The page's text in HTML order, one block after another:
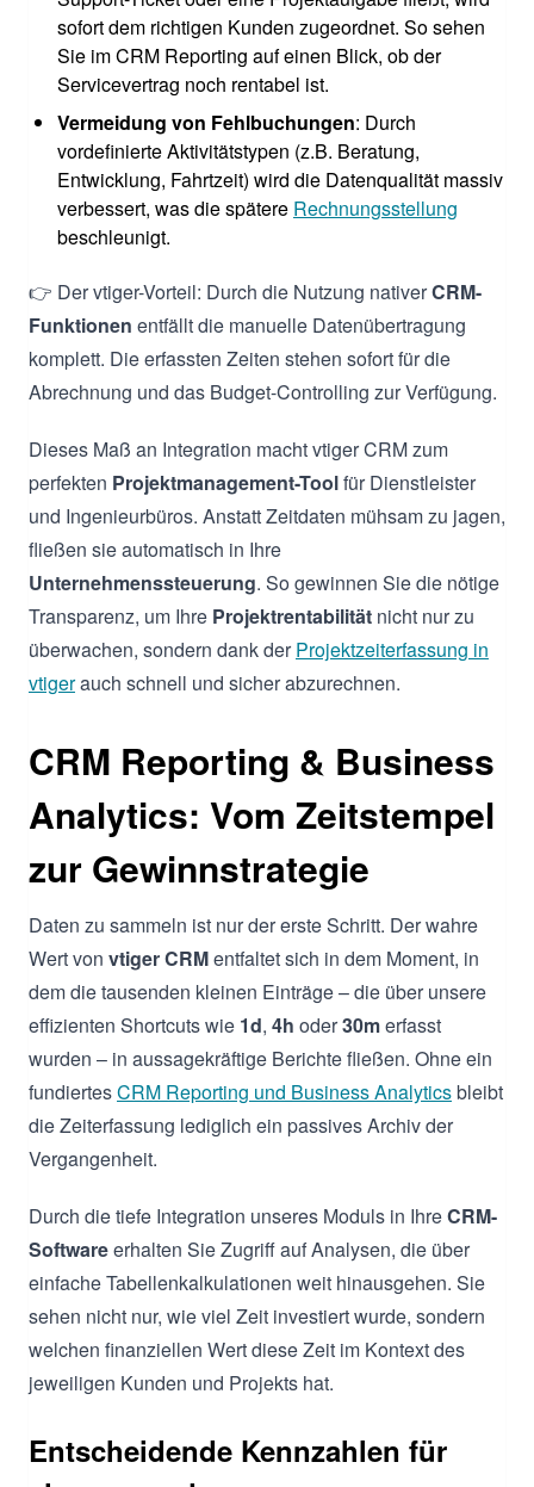
sofort dem richtigen Kunden zugeordnet. So sehen
Sie im CRM Reporting auf einen Blick, ob der
Servicevertrag noch rentabel ist.
Vermeidung von Fehlbuchungen: Durch
vordefinierte Aktivitätstypen (z.B. Beratung,
Entwicklung, Fahrtzeit) wird die Datenqualität massiv
verbessert, was die spätere Rechnungsstellung
beschleunigt.
👉 Der vtiger-Vorteil: Durch die Nutzung nativerCRM-
Funktionen entfällt die manuelle Datenübertragung
komplett. Die erfassten Zeiten stehen sofort für die
Abrechnung und das Budget-Controlling zur Verfügung.
Dieses Maß an Integration macht vtiger CRM zum
perfekten Projektmanagement-Toolfür Dienstleister
und Ingenieurbüros. Anstatt Zeitdaten mühsam zu jagen,
fließen sie automatisch in Ihre
Unternehmenssteuerung. So gewinnen Sie die nötige
Transparenz, um Ihre Projektrentabilität nicht nur zu
überwachen, sondern dank derProjektzeiterfassung in
vtigerauch schnell und sicher abzurechnen.
CRM Reporting & Business
Analytics: Vom Zeitstempel
zur Gewinnstrategie
Daten zu sammeln ist nur der erste Schritt. Der wahre
Wert von vtiger CRMentfaltet sich in dem Moment, in
dem die tausenden kleinen Einträge – die über unsere
effizienten Shortcuts wie 1d, 4h oder30merfasst
wurden – in aussagekräftige Berichte fließen. Ohne ein
fundiertesCRM Reporting und Business Analyticsbleibt
die Zeiterfassung lediglich ein passives Archiv der
Vergangenheit.
Durch die tiefe Integration unseres Moduls in IhreCRM-
Softwareerhalten Sie Zugriff auf Analysen, die über
einfache Tabellenkalkulationen weit hinausgehen. Sie
sehen nicht nur, wie viel Zeit investiert wurde, sondern
welchen finanziellen Wert diese Zeit im Kontext des
jeweiligen Kunden und Projekts hat.
Entscheidende Kennzahlen für